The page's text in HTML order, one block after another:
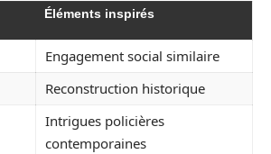
Éléments inspirés
Engagement social similaire
Reconstruction historique
Intrigues policières
contemporaines